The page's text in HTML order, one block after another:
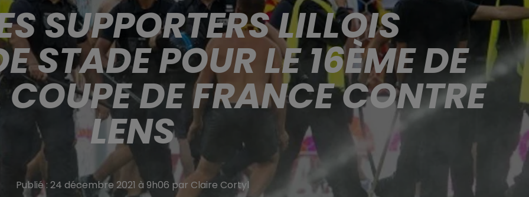
SUPPORTERS LILLOIS
STADE POUR LE 16ÈME DE
DE FRANCE CONTRE
LENS
Publié : 24 décembre 2021 à 9h06 par Claire Cortyl